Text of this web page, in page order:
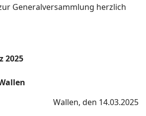
Generalversammlung herzlich
2025
Wallen, den 14.03.2025